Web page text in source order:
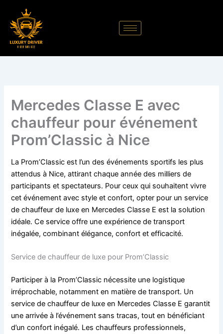
contenu
Mercedes Classe E avec
chauffeur pour événement
Prom’Classic à Nice
La Prom’Classic est l’un des événements sportifs les plus
attendus à Nice, attirant chaque année des milliers de
participants et spectateurs. Pour ceux qui souhaitent vivre
cet événement avec style et confort, opter pour un service
de chauffeur de luxe en Mercedes Classe E est la solution
idéale. Ce service offre une expérience de transport
inégalée, combinant élégance, confort et efficacité.
Service de chauffeur de luxe pour Prom’Classic
Participer à la Prom’Classic nécessite une logistique
irréprochable, notamment en matière de transport. Un
service de chauffeur de luxe en Mercedes Classe E garantit
une arrivée à l’événement sans tracas, tout en bénéficiant
d’un confort inégalé. Les chauffeurs professionnels,